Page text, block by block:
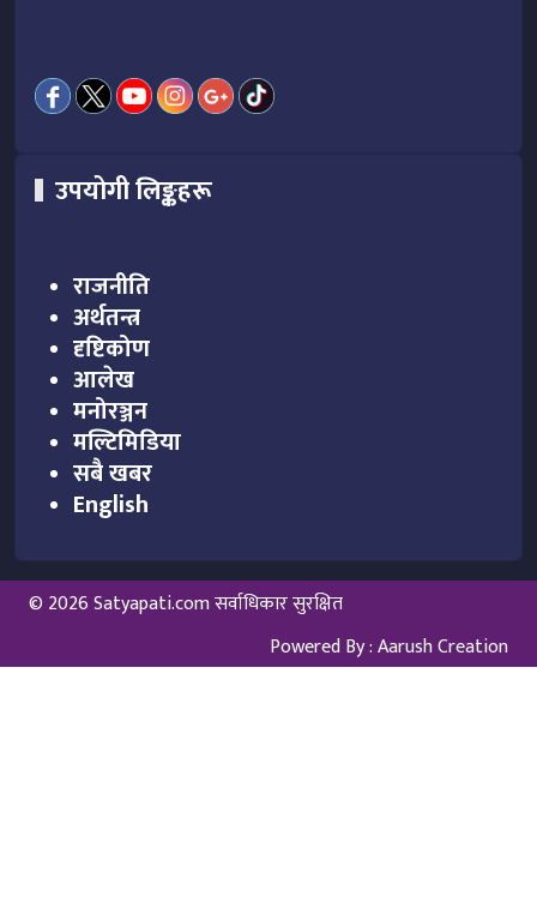
उपयोगी लिङ्कहरू
राजनीति
अर्थतन्त्र
दृष्टिकोण
आलेख
मनोरञ्जन
मल्टिमिडिया
सबै खबर
English
© 2026 Satyapati.com सर्वाधिकार सुरक्षित
Powered By :Aarush Creation